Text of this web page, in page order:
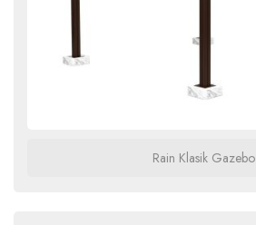
Rain Klasik Gazebo